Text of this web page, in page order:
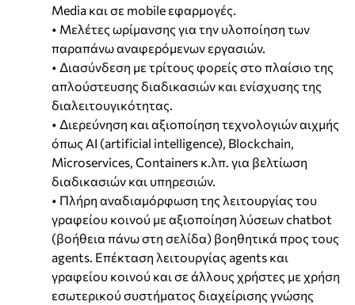
Media και σε mobile εφαρμογές.
• Μελέτες ωρίμανσης για την υλοποίηση των
παραπάνω αναφερόμενων εργασιών.
• Διασύνδεση με τρίτους φορείς στο πλαίσιο της
απλούστευσης διαδικασιών και ενίσχυσης της
διαλειτουγικότητας.
• Διερεύνηση και αξιοποίηση τεχνολογιών αιχμής
όπως AI (artificial intelligence), Blockchain,
Microservices, Containers κ.λπ. για βελτίωση
διαδικασιών και υπηρεσιών.
• Πλήρη αναδιαμόρφωση της λειτουργίας του
γραφείου κοινού με αξιοποίηση λύσεων chatbot
(βοήθεια πάνω στη σελίδα) βοηθητικά προς τους
agents. Επέκταση λειτουργίας agents και
γραφείου κοινού και σε άλλους χρήστες με χρήση
εσωτερικού συστήματος διαχείρισης γνώσης